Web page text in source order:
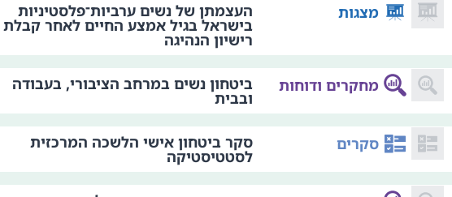
מצגות העצמתן של נשים ערביות־פלסטיניות
בישראל בגיל אמצע החיים לאחר קבלת
רישיון הנהיגה
מחקרים ודוחות ביטחון נשים במרחב הציבורי, בעבודה
ובבית
סקרים סקר ביטחון אישי הלשכה המרכזית
לסטטיסטיקה